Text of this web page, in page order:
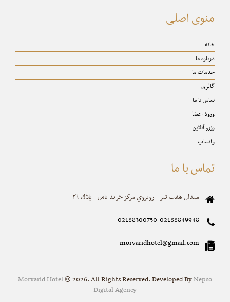
منوی اصلی
خانه
درباره ما
خدمات ما
گالری
تماس با ما
ورود اعضا
رزرو آنلاین
واتساپ
تماس با ما
ميدان هفت تير - روبروي مركز خريد ياس - پلاك ٢٦
02188300750-02188849948
morvaridhotel@gmail.com
Morvarid Hotel© 2026. All Rights Reserved. Developed ByNepso
Digital Agency